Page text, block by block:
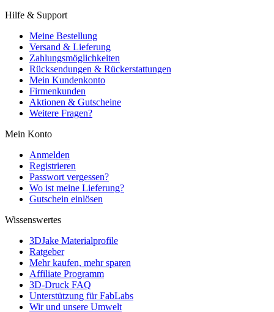
Hilfe & Support
Meine Bestellung
Versand & Lieferung
Zahlungsmöglichkeiten
Rücksendungen & Rückerstattungen
Mein Kundenkonto
Firmenkunden
Aktionen & Gutscheine
Weitere Fragen?
Mein Konto
Anmelden
Registrieren
Passwort vergessen?
Wo ist meine Lieferung?
Gutschein einlösen
Wissenswertes
3DJake Materialprofile
Ratgeber
Mehr kaufen, mehr sparen
Affiliate Programm
3D-Druck FAQ
Unterstützung für FabLabs
Wir und unsere Umwelt